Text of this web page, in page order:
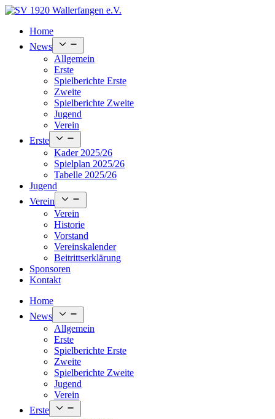
Skip
contentHome
News
menu
Allgemein
Erste
Spielberichte Erste
Zweite
Spielberichte Zweite
Jugend
Verein
Erste
menu
Kader 2025/26
Spielplan 2025/26
Tabelle 2025/26
Jugend
Verein
menu
Verein
Historie
Vorstand
Vereinskalender
Beitrittserklärung
Sponsoren
Kontakt
Home
News
menu
Allgemein
Erste
Spielberichte Erste
Zweite
Spielberichte Zweite
Jugend
Verein
Erste
menu